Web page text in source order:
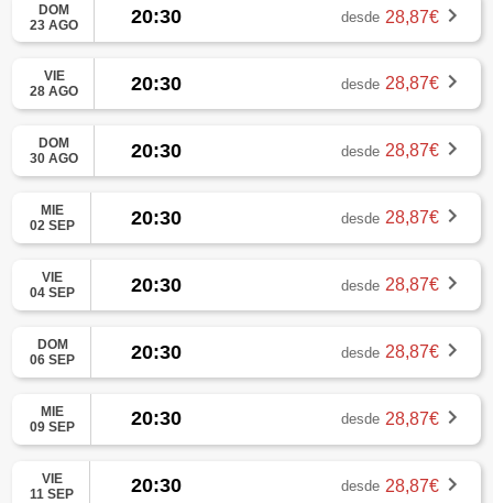
DOM
23 AGO
20:30 desde 28,87€
VIE
28 AGO
20:30 desde 28,87€
DOM
30 AGO
20:30 desde 28,87€
MIE
02 SEP
20:30 desde 28,87€
VIE
04 SEP
20:30 desde 28,87€
DOM
06 SEP
20:30 desde 28,87€
MIE
09 SEP
20:30 desde 28,87€
VIE
11 SEP
20:30 desde 28,87€